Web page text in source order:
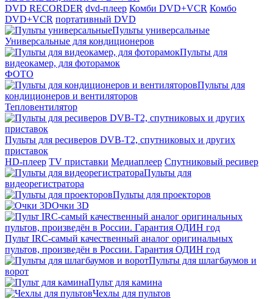
DVD RECORDER dvd-плеер Комби DVD+VCR Комбо
DVD+VCR портативный DVD
Пульты универсальные
Универсальные для кондиционеров
Пульты для
видеокамер, для фоторамок
ФОТО
Пульты для
кондиционеров и вентиляторов
Тепловентилятор
Пульты для ресиверов DVB-T2, спутниковых и других
приставок
HD-плеер TV приставки Медиаплеер Спутниковый ресивер
Пульты для
видеорегистратора
Пульты для проекторов
Очки 3D
Пульт IRC-самый качественный аналог оригинальных
пультов, произведён в России. Гарантия ОДИН год
Пульты для шлагбаумов и
ворот
Пульт для камина
Чехлы для пультов